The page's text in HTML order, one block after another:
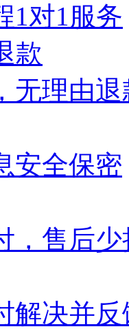
1对1服务
款
无理由退
安全保密
，售后少
解决并反